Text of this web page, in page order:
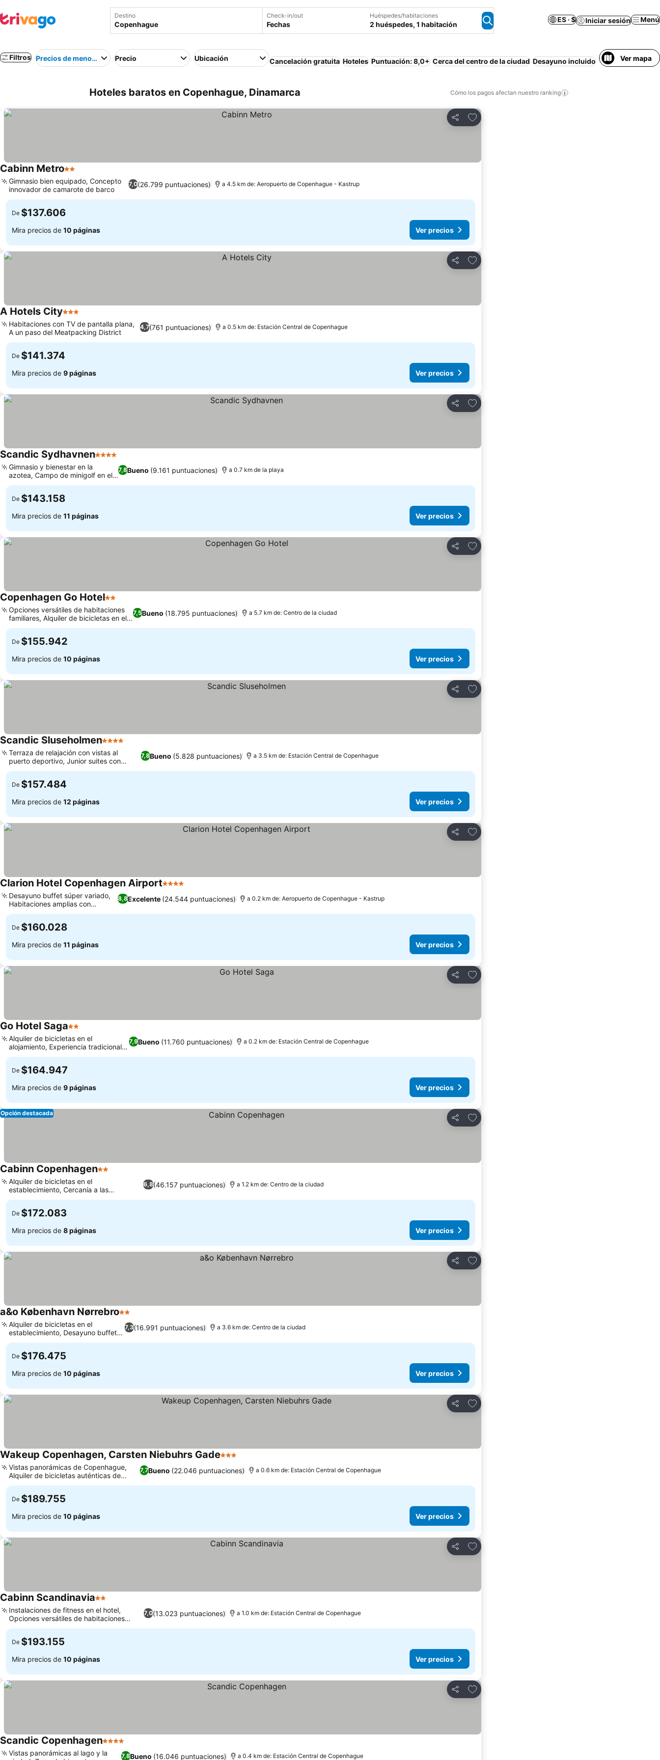
Destino Check-in/out
Fechas
Huéspedes/habitaciones
2 huéspedes, 1 habitación
ES · $ Iniciar sesión Menú
Filtros Precios de menor a mayorPrecio Ubicación Cancelación gratuita Hoteles Puntuación: 8,0+ Cerca del centro de la ciudad Desayuno incluido Estacionamiento
Ver mapa
Hoteles baratos en Copenhague, Dinamarca Cómo los pagos afectan nuestro ranking
Compartir
Agregar a favoritos
Cabinn Metro2 Estrellas
7,0(26.799 puntuaciones)
Gimnasio bien equipado, Concepto
innovador de camarote de barco
a 4.5 km de: Aeropuerto de Copenhague - Kastrup
De $137.606
Mira precios de 10 páginas Ver precios
Compartir
Agregar a favoritos
A Hotels City3 Estrellas
4,7(761 puntuaciones)
Habitaciones con TV de pantalla plana,
A un paso del Meatpacking District
a 0.5 km de: Estación Central de Copenhague
De $141.374
Mira precios de 9 páginas Ver precios
Compartir
Agregar a favoritos
Scandic Sydhavnen4 Estrellas
7,8Bueno (9.161 puntuaciones)
Gimnasio y bienestar en la
azotea, Campo de minigolf en el
hotel
a 0.7 km de la playa
De $143.158
Mira precios de 11 páginas Ver precios
Compartir
Agregar a favoritos
Copenhagen Go Hotel2 Estrellas
7,5Bueno (18.795 puntuaciones)
Opciones versátiles de habitaciones
familiares, Alquiler de bicicletas en el
hotel
a 5.7 km de: Centro de la ciudad
De $155.942
Mira precios de 10 páginas Ver precios
Compartir
Agregar a favoritos
Scandic Sluseholmen4 Estrellas
7,8Bueno (5.828 puntuaciones)
Terraza de relajación con vistas al
puerto deportivo, Junior suites con
vistas al puerto
a 3.5 km de: Estación Central de Copenhague
De $157.484
Mira precios de 12 páginas Ver precios
Compartir
Agregar a favoritos
Clarion Hotel Copenhagen Airport4 Estrellas
8,8Excelente (24.544 puntuaciones)
Desayuno buffet súper variado,
Habitaciones amplias con
ventanales
a 0.2 km de: Aeropuerto de Copenhague - Kastrup
De $160.028
Mira precios de 11 páginas Ver precios
Compartir
Agregar a favoritos
Go Hotel Saga2 Estrellas
7,9Bueno (11.760 puntuaciones)
Alquiler de bicicletas en el
alojamiento, Experiencia tradicional
sin ascensor
a 0.2 km de: Estación Central de Copenhague
De $164.947
Mira precios de 9 páginas Ver precios
Compartir
Agregar a favoritos
Opción destacada
Cabinn Copenhagen2 Estrellas
6,8(46.157 puntuaciones)
Alquiler de bicicletas en el
establecimiento, Cercanía a las
principales atracciones
a 1.2 km de: Centro de la ciudad
De $172.083
Mira precios de 8 páginas Ver precios
Compartir
Agregar a favoritos
a&o København Nørrebro2 Estrellas
7,3(16.991 puntuaciones)
Alquiler de bicicletas en el
establecimiento, Desayuno buffet
libre
a 3.6 km de: Centro de la ciudad
De $176.475
Mira precios de 10 páginas Ver precios
Compartir
Agregar a favoritos
Wakeup Copenhagen, Carsten Niebuhrs Gade3 Estrellas
7,7Bueno (22.046 puntuaciones)
Vistas panorámicas de Copenhague,
Alquiler de bicicletas auténticas de
Copenhague
a 0.6 km de: Estación Central de Copenhague
De $189.755
Mira precios de 10 páginas Ver precios
Compartir
Agregar a favoritos
Cabinn Scandinavia2 Estrellas
7,0(13.023 puntuaciones)
Instalaciones de fitness en el hotel,
Opciones versátiles de habitaciones
familiares
a 1.0 km de: Estación Central de Copenhague
De $193.155
Mira precios de 10 páginas Ver precios
Compartir
Agregar a favoritos
Scandic Copenhagen4 Estrellas
7,8Bueno (16.046 puntuaciones)
Vistas panorámicas al lago y la
a 0.4 km de: Estación Central de Copenhague